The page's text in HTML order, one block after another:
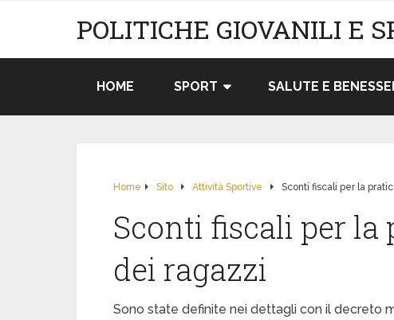
POLITICHE GIOVANILI E
HOME SPORT SALUTE E
Home Sito Attività Sportive Sconti fiscali per la
Sconti fiscali per
dei ragazzi
Sono state definite nei dettagli con il decreto